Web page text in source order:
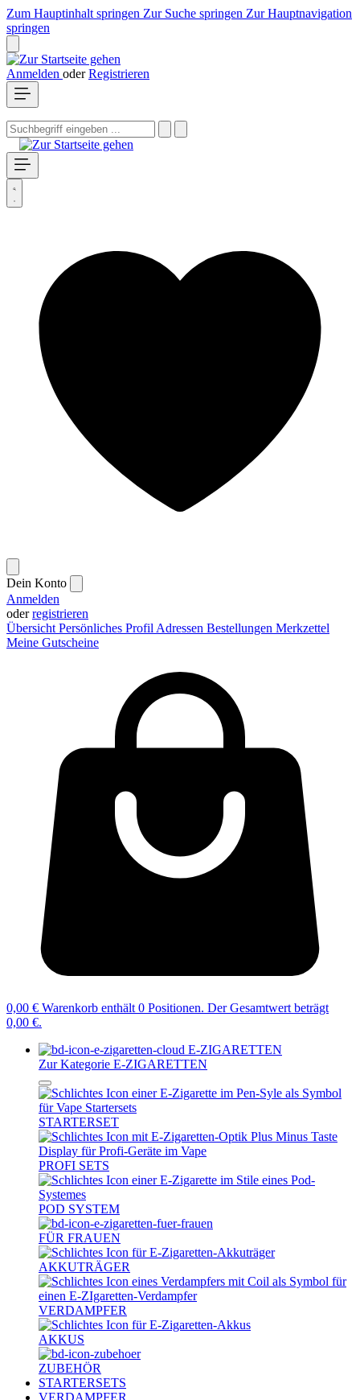
Zum Hauptinhalt springen Zur Suche springen Zur Hauptnavigation
springen
Anmelden oder Registrieren
Dein Konto
Anmelden
oderregistrieren
Übersicht Persönliches Profil Adressen Bestellungen Merkzettel
Meine Gutscheine
0,00 € Warenkorb enthält 0 Positionen. Der Gesamtwert beträgt
0,00 €.
E-ZIGARETTEN
Zur Kategorie E-ZIGARETTEN
STARTERSET
PROFI SETS
POD SYSTEM
FÜR FRAUEN
AKKUTRÄGER
VERDAMPFER
AKKUS
ZUBEHÖR
STARTERSETS
VERDAMPFER